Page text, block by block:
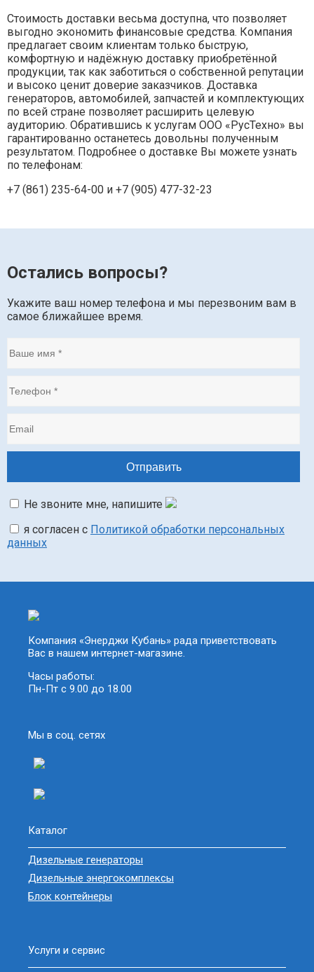
Стоимость доставки весьма доступна, что позволяет
выгодно экономить финансовые средства. Компания
предлагает своим клиентам только быструю,
комфортную и надёжную доставку приобретённой
продукции, так как заботиться о собственной репутации
и высоко ценит доверие заказчиков. Доставка
генераторов, автомобилей, запчастей и комплектующих
по всей стране позволяет расширить целевую
аудиторию. Обратившись к услугам ООО «РусТехно» вы
гарантированно останетесь довольны полученным
результатом. Подробнее о доставке Вы можете узнать
по телефонам:
+7 (861) 235-64-00 и +7 (905) 477-32-23
Остались вопросы?
Укажите ваш номер телефона и мы перезвоним вам в
самое ближайшее время.
Не звоните мне, напишите
я согласен с Политикой обработки персональных
данных
Компания «Энерджи Кубань» рада приветствовать
Вас в нашем интернет-магазине.
Часы работы:
Пн-Пт с 9.00 до 18.00
Мы в соц. сетях
Каталог
Дизельные генераторы
Дизельные энергокомплексы
Блок контейнеры
Услуги и сервис